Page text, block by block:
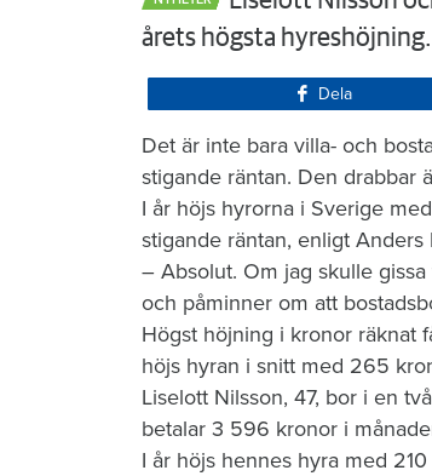
årets högsta hyreshöjning.​
Dela
​Det är inte bara villa- och
stigande räntan. Den drabbar
I år höjs hyrorna i Sverige
stigande räntan, enligt
– Absolut. Om jag skulle
och påminner om att
Högst höjning i kronor räknat
höjs hyran i snitt med 265
Liselott Nilsson, 47, bor i en
betalar 3 596 kronor i
I år höjs hennes hyra med